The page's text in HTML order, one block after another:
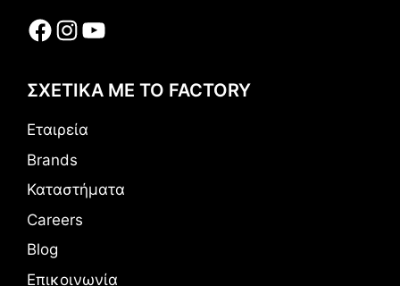
Facebook
Instagram
YouTube
ΣΧΕΤΙΚΑ ΜΕ ΤΟ FACTORY
Εταιρεία
Brands
Καταστήματα
Careers
Blog
Επικοινωνία